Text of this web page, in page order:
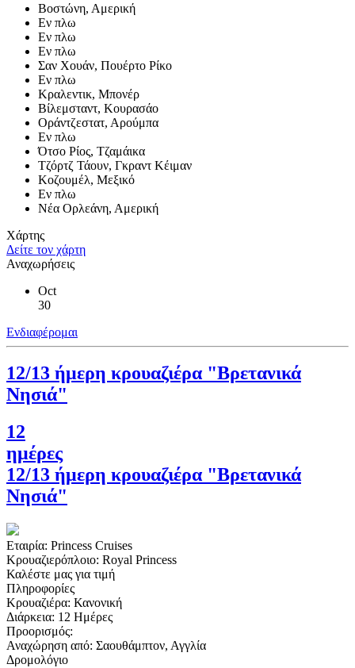
Βοστώνη, Αμερική
Εν πλω
Εν πλω
Εν πλω
Σαν Χουάν, Πουέρτο Ρίκο
Εν πλω
Κραλεντικ, Μπονέρ
Βίλεμσταντ, Κουρασάο
Οράντζεστατ, Αρούμπα
Εν πλω
Ότσο Ρίος, Τζαμάικα
Τζόρτζ Τάουν, Γκραντ Κέιμαν
Κοζουμέλ, Μεξικό
Εν πλω
Νέα Ορλεάνη, Αμερική
Χάρτης
Δείτε τον χάρτη
Αναχωρήσεις
Oct
30
Ενδιαφέρομαι
12/13 ήμερη κρουαζιέρα "Βρετανικά
Νησιά"
12
ημέρες
12/13 ήμερη κρουαζιέρα "Βρετανικά
Νησιά"
Εταιρία: Princess Cruises
Κρουαζιερόπλοιο: Royal Princess
Καλέστε μας για τιμή
Πληροφορίες
Κρουαζιέρα: Κανονική
Διάρκεια: 12 Ημέρες
Προορισμός:
Αναχώρηση από: Σαουθάμπτον, Αγγλία
Δρομολόγιο